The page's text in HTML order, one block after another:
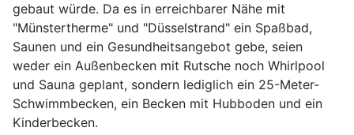
gebaut würde. Da es in erreichbarer Nähe mit
"Münstertherme" und "Düsselstrand" ein Spaßbad,
Saunen und ein Gesundheitsangebot gebe, seien
weder ein Außenbecken mit Rutsche noch Whirlpool
und Sauna geplant, sondern lediglich ein 25-Meter-
Schwimmbecken, ein Becken mit Hubboden und ein
Kinderbecken.